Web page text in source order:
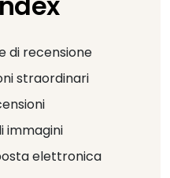
di recensione
straordinari
immagini
elettronica